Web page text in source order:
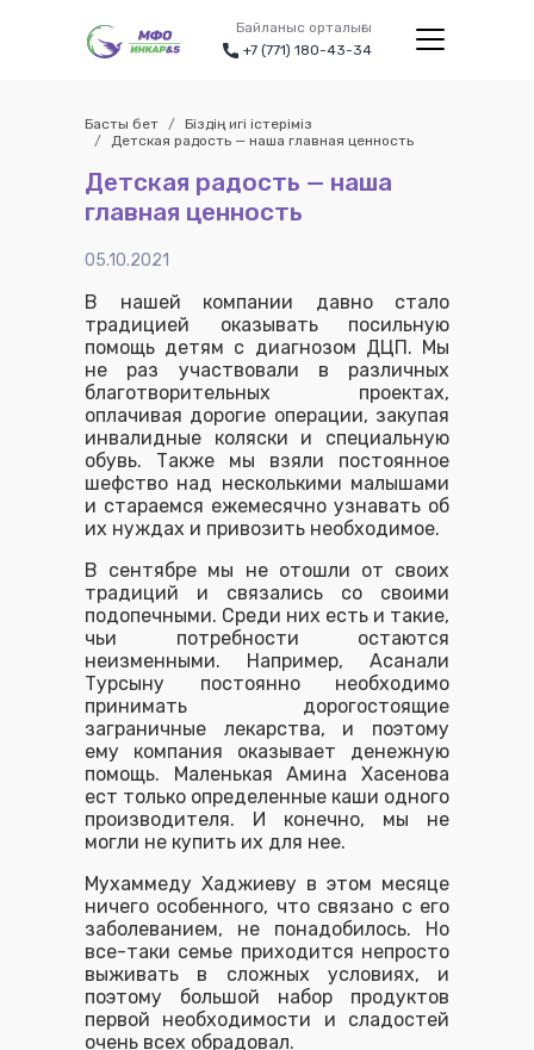
Байланыс орталығы
+7 (771) 180-43-34
Басты бет
Біздің игі істеріміз
Детская радость — наша главная ценность
Детская радость — наша
главная ценность
05.10.2021
В нашей компании давно стало
традицией оказывать посильную
помощь детям с диагнозом ДЦП. Мы
не раз участвовали в различных
благотворительных проектах,
оплачивая дорогие операции, закупая
инвалидные коляски и специальную
обувь. Также мы взяли постоянное
шефство над несколькими малышами
и стараемся ежемесячно узнавать об
их нуждах и привозить необходимое.
В сентябре мы не отошли от своих
традиций и связались со своими
подопечными. Среди них есть и такие,
чьи потребности остаются
неизменными. Например, Асанали
Турсыну постоянно необходимо
принимать дорогостоящие
заграничные лекарства, и поэтому
ему компания оказывает денежную
помощь. Маленькая Амина Хасенова
ест только определенные каши одного
производителя. И конечно, мы не
могли не купить их для нее.
Мухаммеду Хаджиеву в этом месяце
ничего особенного, что связано с его
заболеванием, не понадобилось. Но
все-таки семье приходится непросто
выживать в сложных условиях, и
поэтому большой набор продуктов
первой необходимости и сладостей
очень всех обрадовал.